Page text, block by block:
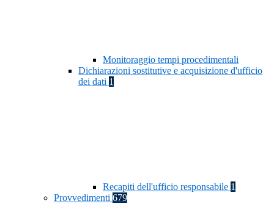
Monitoraggio tempi procedimentali
Dichiarazioni sostitutive e acquisizione d'ufficio
dei dati 1
Recapiti dell'ufficio responsabile 1
Provvedimenti 679